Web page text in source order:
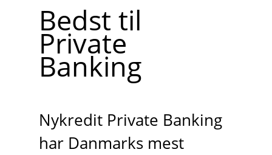
Bedst til
Private
Banking
Nykredit Private Banking
har Danmarks mest